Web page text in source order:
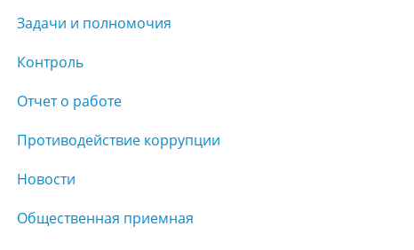
Задачи и полномочия
Контроль
Отчет о работе
Противодействие коррупции
Новости
Общественная приемная